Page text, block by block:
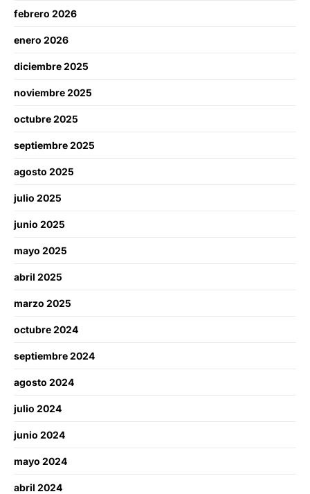
febrero 2026
enero 2026
diciembre 2025
noviembre 2025
octubre 2025
septiembre 2025
agosto 2025
julio 2025
junio 2025
mayo 2025
abril 2025
marzo 2025
octubre 2024
septiembre 2024
agosto 2024
julio 2024
junio 2024
mayo 2024
abril 2024